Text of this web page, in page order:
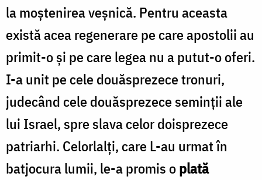
la moștenirea veșnică. Pentru aceasta
există acea regenerare pe care apostolii au
primit-o și pe care legea nu a putut-o oferi.
I-a unit pe cele douăsprezece tronuri,
judecând cele douăsprezece seminții ale
lui Israel, spre slava celor doisprezece
patriarhi. Celorlalți, care L-au urmat în
batjocura lumii, le-a promis oplată